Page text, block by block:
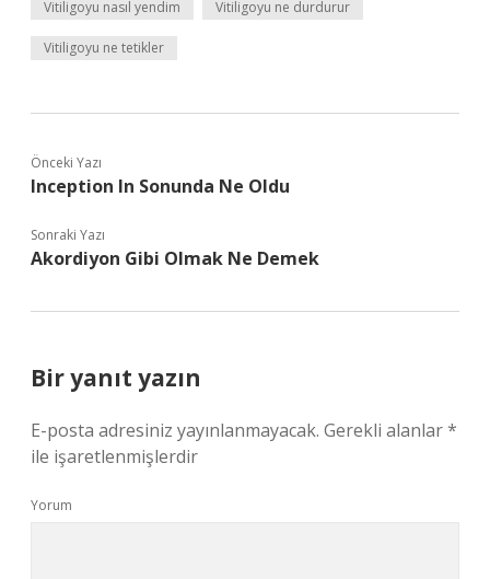
Vitiligoyu nasıl yendim Vitiligoyu ne durdurur
Vitiligoyu ne tetikler
Önceki Yazı
Inception In Sonunda Ne Oldu
Sonraki Yazı
Akordiyon Gibi Olmak Ne Demek
Bir yanıt yazın
E-posta adresiniz yayınlanmayacak. Gerekli alanlar*
ile işaretlenmişlerdir
Yorum